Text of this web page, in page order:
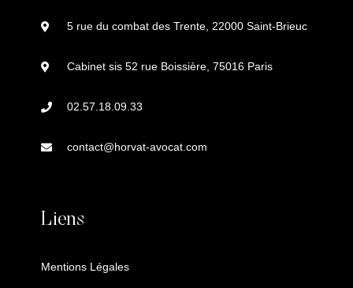
5 rue du combat des Trente, 22000 Saint-Brieuc
Cabinet sis 52 rue Boissière, 75016 Paris
02.57.18.09.33
contact@horvat-avocat.com
Liens
Mentions Légales